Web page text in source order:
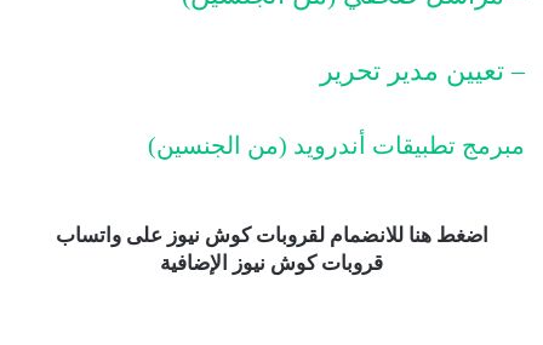
– تعيين مدير تحرير
مبرمج تطبيقات أندرويد (من الجنسين)
اضغط هنا للانضمام لقروبات كوش نيوز على واتساب
قروبات كوش نيوز الإضافية